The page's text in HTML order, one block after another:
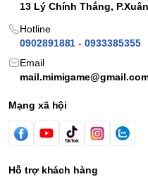
13 Lý Chính Thắng,
Hotline
0902891881 - 0933385355
Email
Mạng xã hội
Hỗ trợ khách hàng